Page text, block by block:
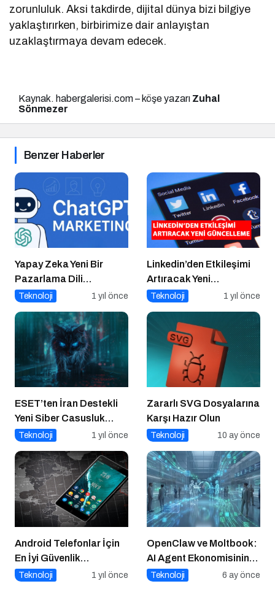
zorunluluk. Aksi takdirde, dijital dünya bizi bilgiye
yaklaştırırken, birbirimize dair anlayıştan
uzaklaştırmaya devam edecek.
Kaynak. habergalerisi.com – köşe yazarı Zuhal
Sönmezer
Benzer Haberler
Yapay Zeka Yeni Bir
Pazarlama Dili
Konuşuyor:
Güncellemeleri ve
Markalara Yönelik
Fırsatlar
Teknoloji 1 yıl önce
Linkedin’den Etkileşimi
Artıracak Yeni
Güncelleme
Teknoloji 1 yıl önce
ESET’ten İran Destekli
Yeni Siber Casusluk
Operasyonu Uyarısı
Teknoloji 1 yıl önce
Zararlı SVG Dosyalarına
Karşı Hazır Olun
Teknoloji 10 ay önce
Android Telefonlar İçin
En İyi Güvenlik
Uygulamaları
Teknoloji 1 yıl önce
OpenClaw ve Moltbook:
AI Agent Ekonomisinin
İlk Altyapıları
Teknoloji 6 ay önce